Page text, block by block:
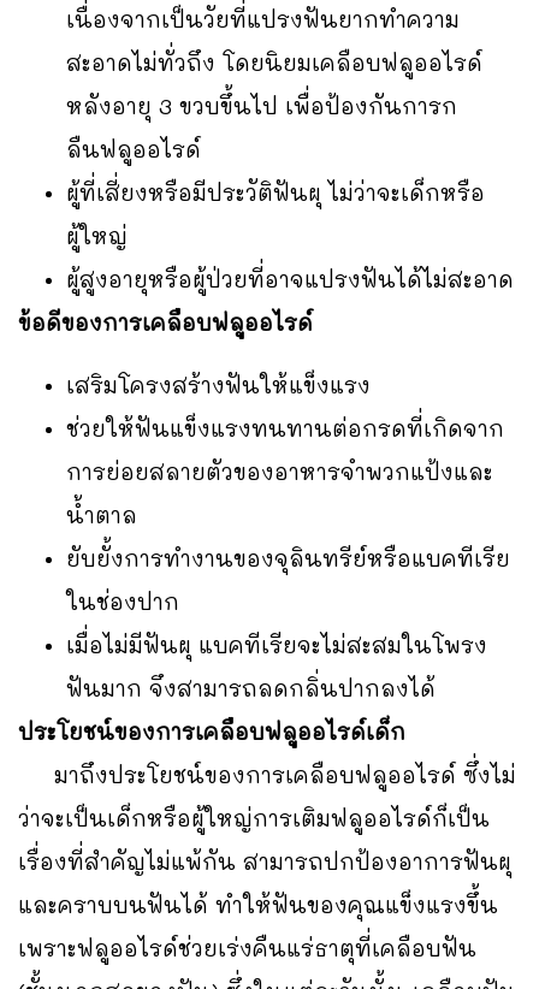
เนื่องจากเป็นวัยที่แปรงฟันยากทำความ
สะอาดไม่ทั่วถึง โดยนิยมเคลือบฟลูออไรด์
หลังอายุ 3 ขวบขึ้นไป เพื่อป้องกันการก
ลืนฟลูออไรด์
ผู้ที่เสี่ยงหรือมีประวัติฟันผุ ไม่ว่าจะเด็กหรือ
ผู้ใหญ่
ผู้สูงอายุหรือผู้ป่วยที่อาจแปรงฟันได้ไม่สะอาด
ข้อดีของการเคลือบฟลูออไรด์
เสริมโครงสร้างฟันให้แข็งแรง
ช่วยให้ฟันแข็งแรงทนทานต่อกรดที่เกิดจาก
การย่อยสลายตัวของอาหารจำพวกแป้งและ
น้ำตาล
ยับยั้งการทำงานของจุลินทรีย์หรือแบคทีเรีย
ในช่องปาก
เมื่อไม่มีฟันผุ แบคทีเรียจะไม่สะสมในโพรง
ฟันมาก จึงสามารถลดกลิ่นปากลงได้
ประโยชน์ของการเคลือบฟลูออไรด์เด็ก
มาถึงประโยชน์ของการเคลือบฟลูออไรด์ ซึ่งไม่
ว่าจะเป็นเด็กหรือผู้ใหญ่การเติมฟลูออไรด์ก็เป็น
เรื่องที่สำคัญไม่แพ้กัน สามารถปกป้องอาการฟันผุ
และคราบบนฟันได้ ทำให้ฟันของคุณแข็งแรงขึ้น
เพราะฟลูออไรด์ช่วยเร่งคืนแร่ธาตุที่เคลือบฟัน